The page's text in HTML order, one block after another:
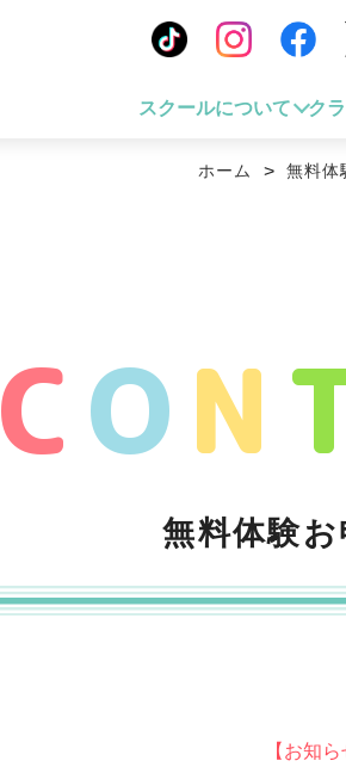
ホーム > 無料体
スクールについて ク
CON
無料体験
【お知ら